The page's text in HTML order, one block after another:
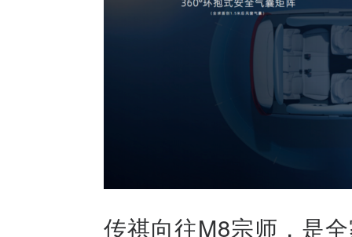
传祺向往M8宗师，是